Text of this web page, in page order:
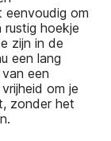
eenvoudig om
rustig hoekje
zijn in de
een lang
een
om je
zonder het